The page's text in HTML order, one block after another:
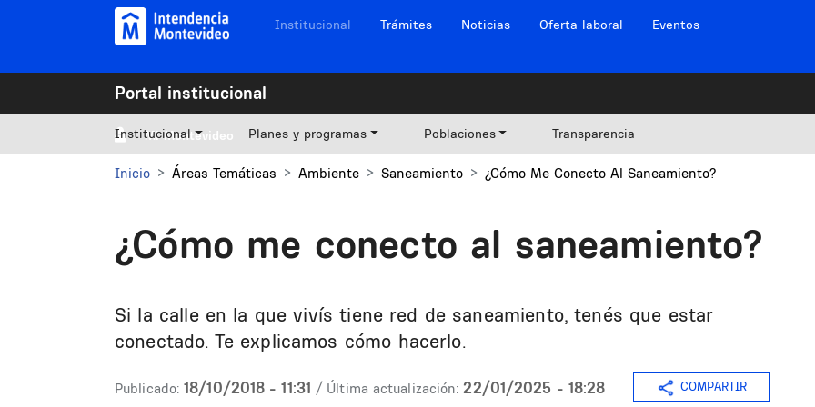
Pasar al contenido principal Navegación sitios
Institucional Trámites Noticias Oferta laboral Eventos
Portal institucional
Mi Montevideo
Institucional Planes y programas Poblaciones Transparencia
Inicio Áreas Temáticas Ambiente Saneamiento ¿Cómo Me Conecto Al Saneamiento?
¿Cómo me conecto al saneamiento?
Si la calle en la que vivís tiene red de saneamiento, tenés que estar
conectado. Te explicamos cómo hacerlo.
Publicado: 18/10/2018 - 11:31 / Última actualización: 22/01/2025 - 18:28 COMPARTIR